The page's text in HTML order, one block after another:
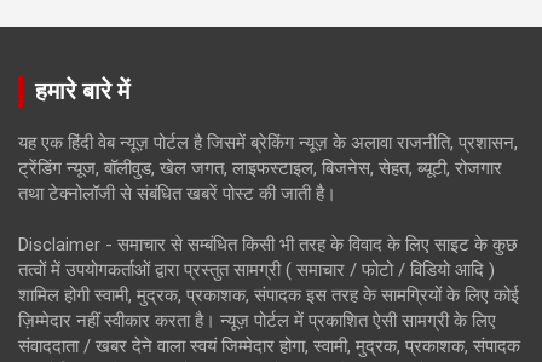
हमारे बारे में
यह एक हिंदी वेब न्यूज़ पोर्टल है जिसमें ब्रेकिंग न्यूज़ के अलावा राजनीति, प्रशासन,
ट्रेंडिंग न्यूज, बॉलीवुड, खेल जगत, लाइफस्टाइल, बिजनेस, सेहत, ब्यूटी, रोजगार
तथा टेक्नोलॉजी से संबंधित खबरें पोस्ट की जाती है।
Disclaimer - समाचार से सम्बंधित किसी भी तरह के विवाद के लिए साइट के कुछ
तत्वों में उपयोगकर्ताओं द्वारा प्रस्तुत सामग्री ( समाचार / फोटो / विडियो आदि )
शामिल होगी स्वामी, मुद्रक, प्रकाशक, संपादक इस तरह के सामग्रियों के लिए कोई
ज़िम्मेदार नहीं स्वीकार करता है। न्यूज़ पोर्टल में प्रकाशित ऐसी सामग्री के लिए
संवाददाता / खबर देने वाला स्वयं जिम्मेदार होगा, स्वामी, मुद्रक, प्रकाशक, संपादक